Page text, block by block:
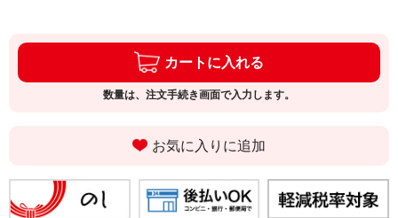
カートに入れる
数量は、注文手続き画面で入力します。
お気に入りに追加